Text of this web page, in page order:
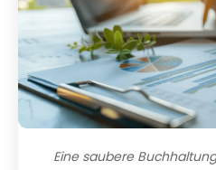
Eine saubere